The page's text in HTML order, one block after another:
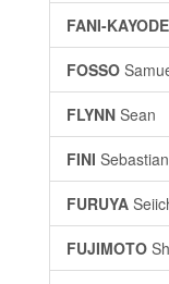
FANI-KAYODE
FOSSO
FLYNN Sean
FINI
FURUYA
FUJIMOTO